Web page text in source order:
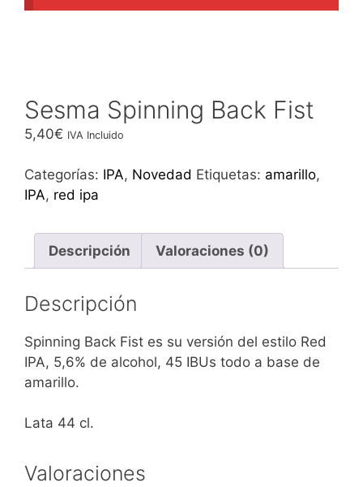
Sesma Spinning Back Fist
5,40€ IVA Incluido
Categorías: IPA, Novedad Etiquetas: amarillo,
IPA, red ipa
Descripción Valoraciones (0)
Descripción
Spinning Back Fist es su versión del estilo Red
IPA, 5,6% de alcohol, 45 IBUs todo a base de
amarillo.
Lata 44 cl.
Valoraciones